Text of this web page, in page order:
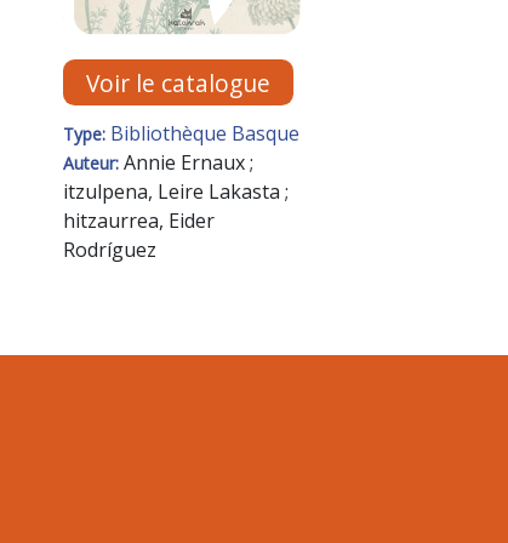
Voir le catalogue
Type: Bibliothèque Basque
Auteur: Annie Ernaux ;
itzulpena, Leire Lakasta ;
hitzaurrea, Eider
Rodríguez